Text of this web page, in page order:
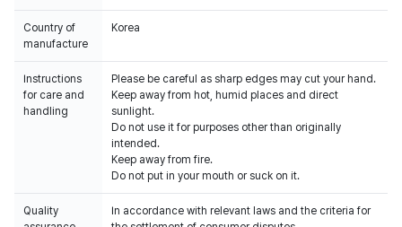
Country of
manufacture
Korea
Instructions
for care and
handling
Please be careful as sharp edges may cut your hand.
Keep away from hot, humid places and direct
sunlight.
Do not use it for purposes other than originally
intended.
Keep away from fire.
Do not put in your mouth or suck on it.
Quality
In accordance with relevant laws and the criteria for